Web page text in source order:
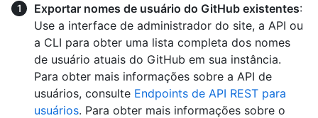
Exportar nomes de usuário do GitHub existentes:
Use a interface de administrador do site, a API ou
a CLI para obter uma lista completa dos nomes
de usuário atuais do GitHub em sua instância.
Para obter mais informações sobre a API de
usuários, consulte Endpoints de API REST para
usuários. Para obter mais informações sobre o